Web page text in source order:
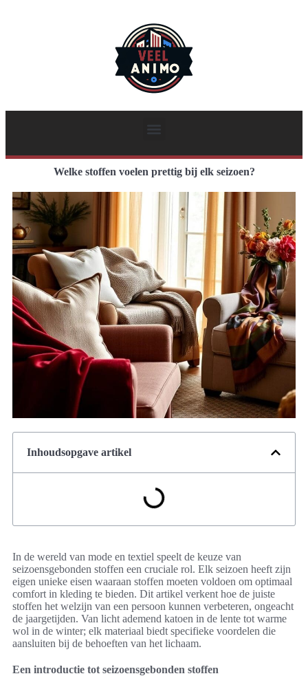
Welke stoffen voelen prettig bij elk seizoen?
Inhoudsopgave artikel
In de wereld van mode en textiel speelt de keuze van
seizoensgebonden stoffen een cruciale rol. Elk seizoen heeft zijn
eigen unieke eisen waaraan stoffen moeten voldoen om optimaal
comfort in kleding te bieden. Dit artikel verkent hoe de juiste
stoffen het welzijn van een persoon kunnen verbeteren, ongeacht
de jaargetijden. Van licht ademend katoen in de lente tot warme
wol in de winter; elk materiaal biedt specifieke voordelen die
aansluiten bij de behoeften van het lichaam.
Een introductie tot seizoensgebonden stoffen